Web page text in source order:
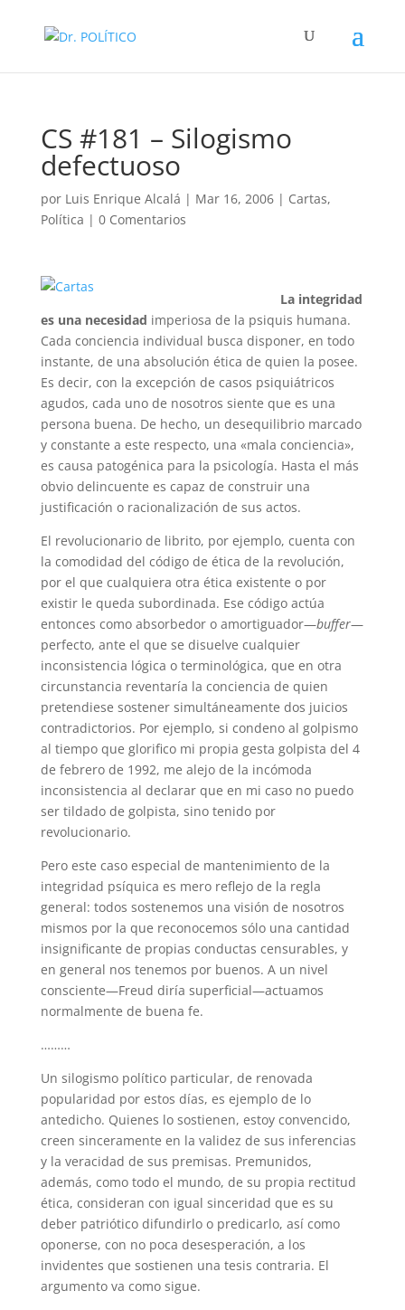
CS #181 – Silogismo
defectuoso
por Luis Enrique Alcalá | Mar 16, 2006| Cartas,
Política | 0 Comentarios
La integridad
es una necesidad imperiosa de la psiquis humana.
Cada conciencia individual busca disponer, en todo
instante, de una absolución ética de quien la posee.
Es decir, con la excepción de casos psiquiátricos
agudos, cada uno de nosotros siente que es una
persona buena. De hecho, un desequilibrio marcado
y constante a este respecto, una «mala conciencia»,
es causa patogénica para la psicología. Hasta el más
obvio delincuente es capaz de construir una
justificación o racionalización de sus actos.
El revolucionario de librito, por ejemplo, cuenta con
la comodidad del código de ética de la revolución,
por el que cualquiera otra ética existente o por
existir le queda subordinada. Ese código actúa
entonces como absorbedor o amortiguador—buffer—
perfecto, ante el que se disuelve cualquier
inconsistencia lógica o terminológica, que en otra
circunstancia reventaría la conciencia de quien
pretendiese sostener simultáneamente dos juicios
contradictorios. Por ejemplo, si condeno al golpismo
al tiempo que glorifico mi propia gesta golpista del 4
de febrero de 1992, me alejo de la incómoda
inconsistencia al declarar que en mi caso no puedo
ser tildado de golpista, sino tenido por
revolucionario.
Pero este caso especial de mantenimiento de la
integridad psíquica es mero reflejo de la regla
general: todos sostenemos una visión de nosotros
mismos por la que reconocemos sólo una cantidad
insignificante de propias conductas censurables, y
en general nos tenemos por buenos. A un nivel
consciente—Freud diría superficial—actuamos
normalmente de buena fe.
………
Un silogismo político particular, de renovada
popularidad por estos días, es ejemplo de lo
antedicho. Quienes lo sostienen, estoy convencido,
creen sinceramente en la validez de sus inferencias
y la veracidad de sus premisas. Premunidos,
además, como todo el mundo, de su propia rectitud
ética, consideran con igual sinceridad que es su
deber patriótico difundirlo o predicarlo, así como
oponerse, con no poca desesperación, a los
invidentes que sostienen una tesis contraria. El
argumento va como sigue.